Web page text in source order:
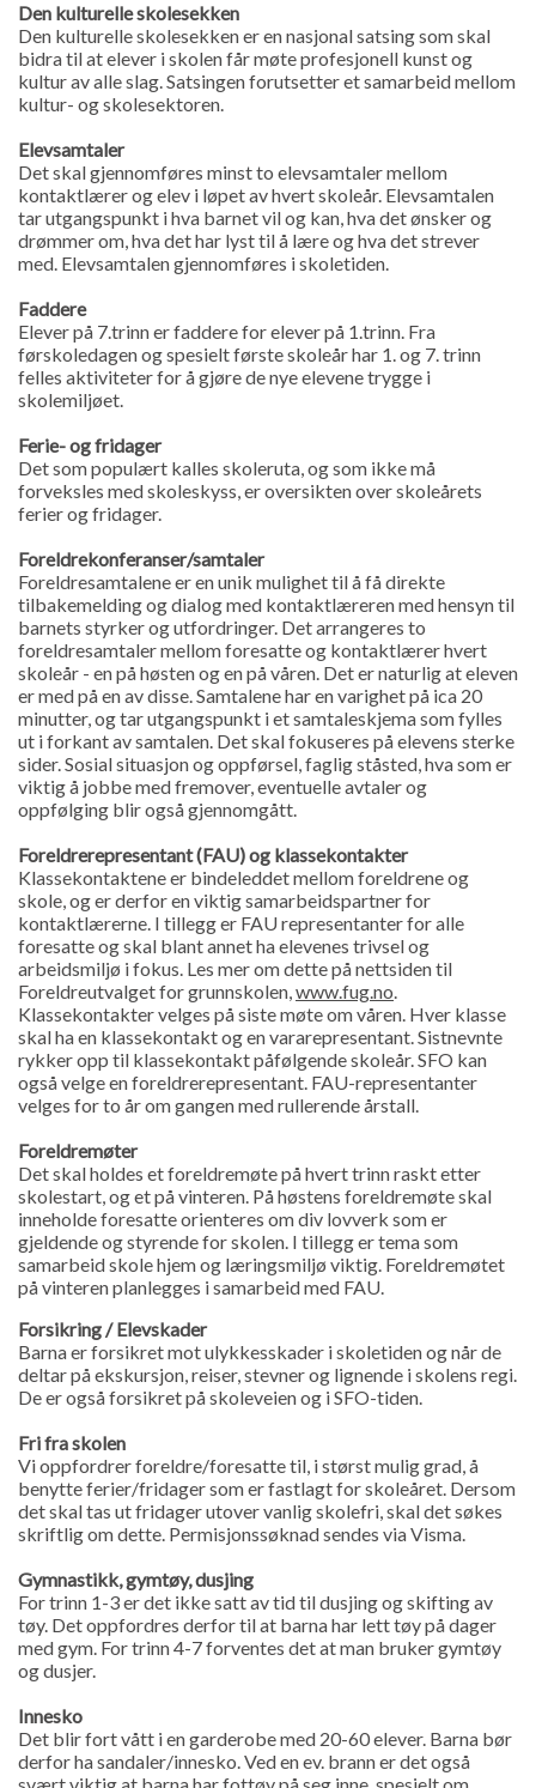
Den kulturelle skolesekken
Den kulturelle skolesekken er en nasjonal satsing som skal
bidra til at elever i skolen får møte profesjonell kunst og
kultur av alle slag. Satsingen forutsetter et samarbeid mellom
kultur- og skolesektoren.
Elevsamtaler
Det skal gjennomføres minst to elevsamtaler mellom
kontaktlærer og elev i løpet av hvert skoleår. Elevsamtalen
tar utgangspunkt i hva barnet vil og kan, hva det ønsker og
drømmer om, hva det har lyst til å lære og hva det strever
med. Elevsamtalen gjennomføres i skoletiden.
Faddere
Elever på 7.trinn er faddere for elever på 1.trinn. Fra
førskoledagen og spesielt første skoleår har 1. og 7. trinn
felles aktiviteter for å gjøre de nye elevene trygge i
skolemiljøet.
Ferie- og fridager
Det som populært kalles skoleruta, og som ikke må
forveksles med skoleskyss, er oversikten over skoleårets
ferier og fridager.
Foreldrekonferanser/samtaler
Foreldresamtalene er en unik mulighet til å få direkte
tilbakemelding og dialog med kontaktlæreren med hensyn til
barnets styrker og utfordringer. Det arrangeres to
foreldresamtaler mellom foresatte og kontaktlærer hvert
skoleår - en på høsten og en på våren. Det er naturlig at eleven
er med på en av disse. Samtalene har en varighet på ica 20
minutter, og tar utgangspunkt i et samtaleskjema som fylles
ut i forkant av samtalen. Det skal fokuseres på elevens sterke
sider. Sosial situasjon og oppførsel, faglig ståsted, hva som er
viktig å jobbe med fremover, eventuelle avtaler og
oppfølging blir også gjennomgått.
Foreldrerepresentant (FAU) og klassekontakter
Klassekontaktene er bindeleddet mellom foreldrene og
skole, og er derfor en viktig samarbeidspartner for
kontaktlærerne. I tillegg er FAU representanter for alle
foresatte og skal blant annet ha elevenes trivsel og
arbeidsmiljø i fokus. Les mer om dette på nettsiden til
Foreldreutvalget for grunnskolen,www.fug.no.
Klassekontakter velges på siste møte om våren. Hver klasse
skal ha en klassekontakt og en vararepresentant. Sistnevnte
rykker opp til klassekontakt påfølgende skoleår. SFO kan
også velge en foreldrerepresentant. FAU-representanter
velges for to år om gangen med rullerende årstall.
Foreldremøter
Det skal holdes et foreldremøte på hvert trinn raskt etter
skolestart, og et på vinteren. På høstens foreldremøte skal
inneholde foresatte orienteres om div lovverk som er
gjeldende og styrende for skolen. I tillegg er tema som
samarbeid skole hjem og læringsmiljø viktig. Foreldremøtet
på vinteren planlegges i samarbeid med FAU.
Forsikring / Elevskader
Barna er forsikret mot ulykkesskader i skoletiden og når de
deltar på ekskursjon, reiser, stevner og lignende i skolens regi.
De er også forsikret på skoleveien og i SFO-tiden.
Fri fra skolen
Vi oppfordrer foreldre/foresatte til, i størst mulig grad, å
benytte ferier/fridager som er fastlagt for skoleåret. Dersom
det skal tas ut fridager utover vanlig skolefri, skal det søkes
skriftlig om dette. Permisjonssøknad sendes via Visma.
Gymnastikk, gymtøy, dusjing
For trinn 1-3 er det ikke satt av tid til dusjing og skifting av
tøy. Det oppfordres derfor til at barna har lett tøy på dager
med gym. For trinn 4-7 forventes det at man bruker gymtøy
og dusjer.
Innesko
Det blir fort vått i en garderobe med 20-60 elever. Barna bør
derfor ha sandaler/innesko. Ved en ev. brann er det også